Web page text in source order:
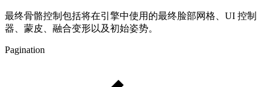
最终骨骼控制包括将在引擎中使用的最终脸部网格、UI 控制
器、蒙皮、融合变形以及初始姿势。
Pagination